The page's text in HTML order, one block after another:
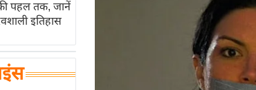
पहल तक, जानें
इतिहास